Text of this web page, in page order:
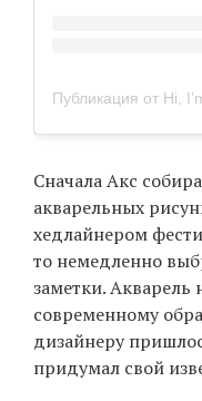
Публикация от Hi,
Сначала Акс
акварельных
хедлайнером
то немедленно
заметки. Акварель
современному
дизайнеру
придумал свой